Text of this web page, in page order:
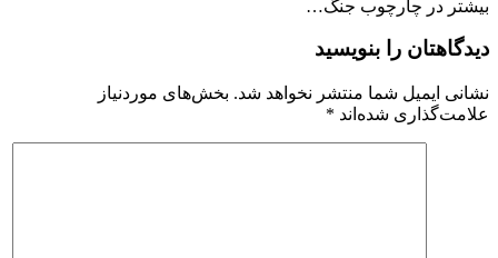
بیشتر در چارچوب جنگ…
دیدگاهتان را بنویسید
نشانی ایمیل شما منتشر نخواهد شد. بخش‌های موردنیاز
علامت‌گذاری شده‌اند *